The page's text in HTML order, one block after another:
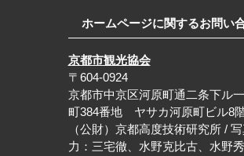
ホームページに関するお問い
京都市観光協会
〒604-0924
京都市中京区河原町通二条下ル
町384番地 ヤサカ河原町ビル8
（公財）京都高度技術研究所 /
力：三宅徹、水野克比古、水野秀